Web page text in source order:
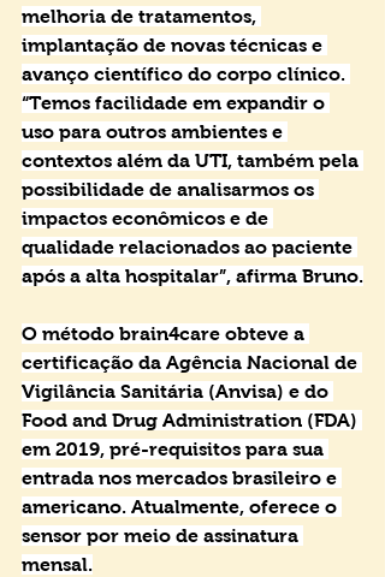
melhoria de tratamentos,
implantação de novas técnicas e
avanço científico do corpo clínico.
“Temos facilidade em expandir o
uso para outros ambientes e
contextos além da UTI, também pela
possibilidade de analisarmos os
impactos econômicos e de
qualidade relacionados ao paciente
após a alta hospitalar”, afirma Bruno.
O método brain4care obteve a
certificação da Agência Nacional de
Vigilância Sanitária (Anvisa) e do
Food and Drug Administration (FDA)
em 2019, pré-requisitos para sua
entrada nos mercados brasileiro e
americano. Atualmente, oferece o
sensor por meio de assinatura
mensal.